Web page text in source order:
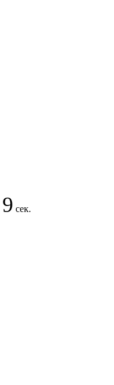
9 сек.